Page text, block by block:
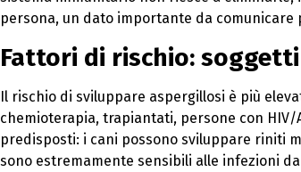
persona, un dato importante da comunicare
Fattori di rischio:
Il rischio di sviluppare aspergillosi è più
chemioterapia, trapiantati, persone con
predisposti: i cani possono sviluppare riniti
sono estremamente sensibili alle infezioni da